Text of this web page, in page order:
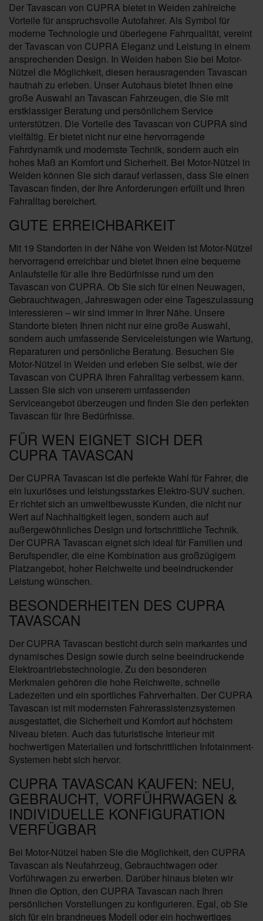
Der Tavascan von CUPRA bietet in Weiden zahlreiche
Vorteile für anspruchsvolle Autofahrer. Als Symbol für
moderne Technologie und überlegene Fahrqualität, vereint
der Tavascan von CUPRA Eleganz und Leistung in einem
ansprechenden Design. In Weiden haben Sie bei Motor-
Nützel die Möglichkeit, diesen herausragenden Tavascan
hautnah zu erleben. Unser Autohaus bietet Ihnen eine
große Auswahl an Tavascan Fahrzeugen, die Sie mit
erstklassiger Beratung und persönlichem Service
unterstützen. Die Vorteile des Tavascan von CUPRA sind
vielfältig. Er bietet nicht nur eine hervorragende
Fahrdynamik und modernste Technik, sondern auch ein
hohes Maß an Komfort und Sicherheit. Bei Motor-Nützel in
Weiden können Sie sich darauf verlassen, dass Sie einen
Tavascan finden, der Ihre Anforderungen erfüllt und Ihren
Fahralltag bereichert.
GUTE ERREICHBARKEIT
Mit 19 Standorten in der Nähe von Weiden ist Motor-Nützel
hervorragend erreichbar und bietet Ihnen eine bequeme
Anlaufstelle für alle Ihre Bedürfnisse rund um den
Tavascan von CUPRA. Ob Sie sich für einen Neuwagen,
Gebrauchtwagen, Jahreswagen oder eine Tageszulassung
interessieren – wir sind immer in Ihrer Nähe. Unsere
Standorte bieten Ihnen nicht nur eine große Auswahl,
sondern auch umfassende Serviceleistungen wie Wartung,
Reparaturen und persönliche Beratung. Besuchen Sie
Motor-Nützel in Weiden und erleben Sie selbst, wie der
Tavascan von CUPRA Ihren Fahralltag verbessern kann.
Lassen Sie sich von unserem umfassenden
Serviceangebot überzeugen und finden Sie den perfekten
Tavascan für Ihre Bedürfnisse.
FÜR WEN EIGNET SICH DER
CUPRA TAVASCAN
Der CUPRA Tavascan ist die perfekte Wahl für Fahrer, die
ein luxuriöses und leistungsstarkes Elektro-SUV suchen.
Er richtet sich an umweltbewusste Kunden, die nicht nur
Wert auf Nachhaltigkeit legen, sondern auch auf
außergewöhnliches Design und fortschrittliche Technik.
Der CUPRA Tavascan eignet sich ideal für Familien und
Berufspendler, die eine Kombination aus großzügigem
Platzangebot, hoher Reichweite und beeindruckender
Leistung wünschen.
BESONDERHEITEN DES CUPRA
TAVASCAN
Der CUPRA Tavascan besticht durch sein markantes und
dynamisches Design sowie durch seine beeindruckende
Elektroantriebstechnologie. Zu den besonderen
Merkmalen gehören die hohe Reichweite, schnelle
Ladezeiten und ein sportliches Fahrverhalten. Der CUPRA
Tavascan ist mit modernsten Fahrerassistenzsystemen
ausgestattet, die Sicherheit und Komfort auf höchstem
Niveau bieten. Auch das futuristische Interieur mit
hochwertigen Materialien und fortschrittlichen Infotainment-
Systemen hebt sich hervor.
CUPRA TAVASCAN KAUFEN: NEU,
GEBRAUCHT, VORFÜHRWAGEN &
INDIVIDUELLE KONFIGURATION
VERFÜGBAR
Bei Motor-Nützel haben Sie die Möglichkeit, den CUPRA
Tavascan als Neufahrzeug, Gebrauchtwagen oder
Vorführwagen zu erwerben. Darüber hinaus bieten wir
Ihnen die Option, den CUPRA Tavascan nach Ihren
persönlichen Vorstellungen zu konfigurieren. Egal, ob Sie
sich für ein brandneues Modell oder ein hochwertiges